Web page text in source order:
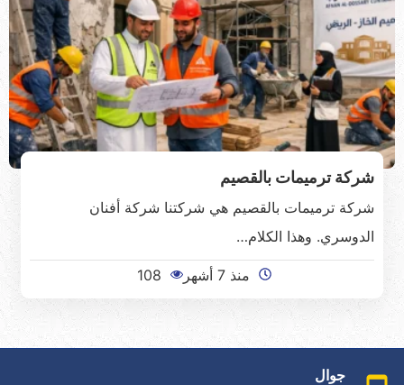
شركة ترميمات بالقصيم
شركة ترميمات بالقصيم هي شركتنا شركة أفنان
الدوسري. وهذا الكلام…
منذ 7 أشهر 108
جوال